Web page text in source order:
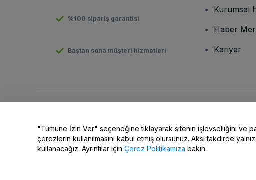
%100 sipariş garantisi
Baştan sona müşteri hizmetleri
Kurumsal
Haber
Kariyer
Kişisel Bilgilerimi Paylaşma/Gizlilik Seçimleriniz
"Tümüne İzin Ver" seçeneğine tıklayarak sitenin işlevselliğini ve
çerezlerin kullanılmasını kabul etmiş olursunuz. Aksi takdirde
kullanacağız. Ayrıntılar için Çerez Politikamıza bakın.